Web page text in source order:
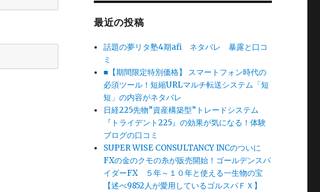
最近の投稿
話題の夢リタ塾4期afi ネタバレ 暴露と口コ
ミ
■【期間限定特別価格】 スマートフォン時代の
必須ツール！短縮URLマルチ転送システム「短
短」の内容がネタバレ
日経225先物”資産構築型”トレードシステム
『トライデント225』の効果が気になる！体験
ブログの口コミ
SUPER WISE CONSULTANCY INCのついに
FXの金のクモの糸が販売開始！ゴールデンスパ
イダーFX ５年～１０年と使える一生物の宝
【述べ9852人が愛用しているゴルスパＦＸ】